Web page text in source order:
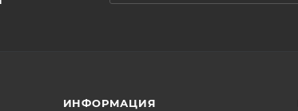
ИНФОРМАЦИЯ